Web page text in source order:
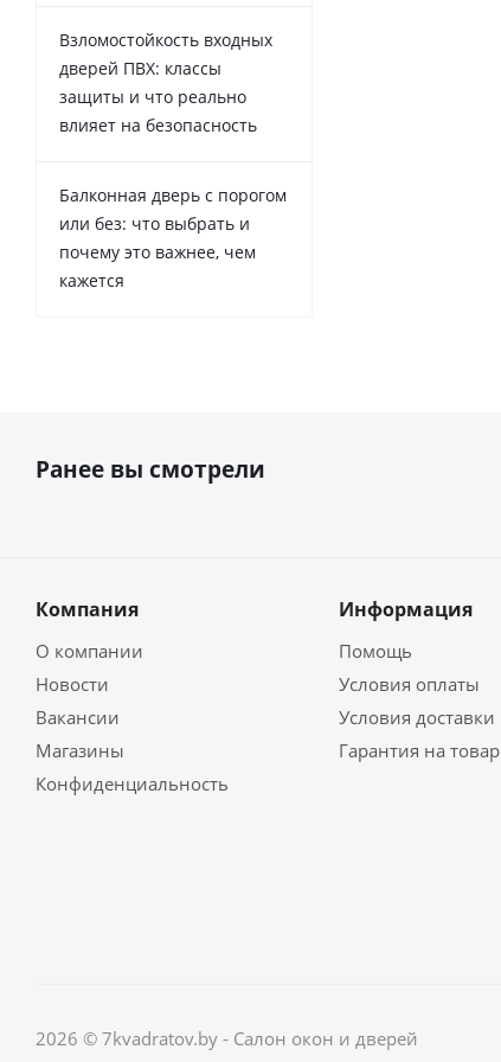
Взломостойкость входных
дверей ПВХ: классы
защиты и что реально
влияет на безопасность
Балконная дверь с порогом
или без: что выбрать и
почему это важнее, чем
кажется
Ранее вы смотрели
Компания
О компании
Новости
Вакансии
Магазины
Конфиденциальность
Информация
Помощь
Условия оплаты
Условия доставки
Гарантия на товар
2026 © 7kvadratov.by - Салон окон и дверей